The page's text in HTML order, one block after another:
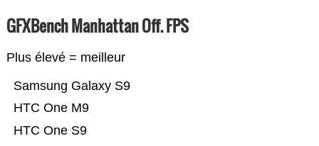
GFXBench Manhattan Off. FPS
Plus élevé = meilleur
HTC One S9
HTC One M9
Samsung Galaxy S9